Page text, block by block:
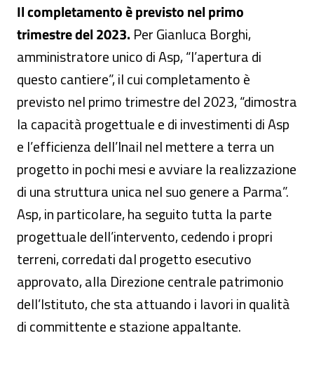
Il completamento è previsto nel primo
trimestre del 2023. Per Gianluca Borghi,
amministratore unico di Asp, “l’apertura di
questo cantiere”, il cui completamento è
previsto nel primo trimestre del 2023, “dimostra
la capacità progettuale e di investimenti di Asp
e l’efficienza dell’Inail nel mettere a terra un
progetto in pochi mesi e avviare la realizzazione
di una struttura unica nel suo genere a Parma”.
Asp, in particolare, ha seguito tutta la parte
progettuale dell’intervento, cedendo i propri
terreni, corredati dal progetto esecutivo
approvato, alla Direzione centrale patrimonio
dell’Istituto, che sta attuando i lavori in qualità
di committente e stazione appaltante.